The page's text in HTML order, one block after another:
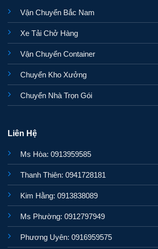
Vận Chuyển Bắc Nam
Xe Tải Chở Hàng
Vận Chuyển Container
Chuyển Kho Xưởng
Chuyển Nhà Trọn Gói
Liên Hệ
Ms Hòa: 0913959585
Thanh Thiên: 0941728181
Kim Hằng: 0913838089
Ms Phường: 0912797949
Phương Uyên: 0916959575